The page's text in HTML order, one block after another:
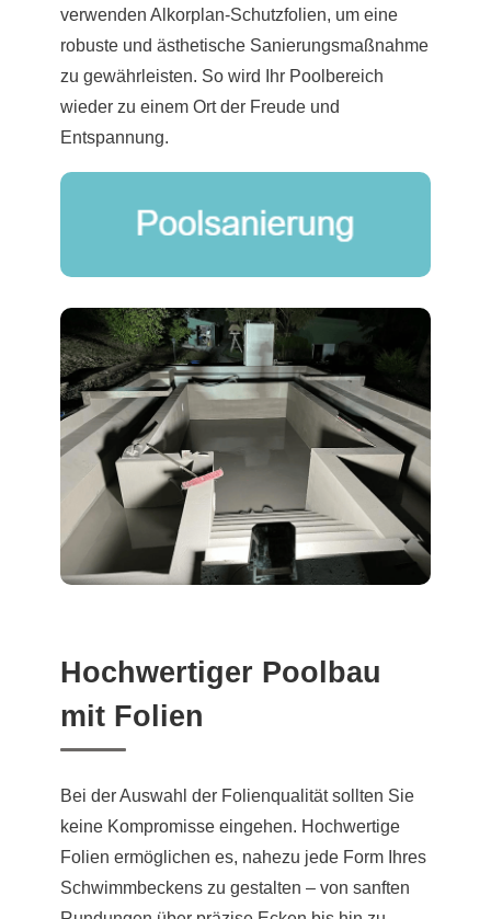
verwenden Alkorplan-Schutzfolien, um eine
robuste und ästhetische Sanierungsmaßnahme
zu gewährleisten. So wird Ihr Poolbereich
wieder zu einem Ort der Freude und
Entspannung.
Hochwertiger Poolbau
mit Folien
Bei der Auswahl der Folienqualität sollten Sie
keine Kompromisse eingehen. Hochwertige
Folien ermöglichen es, nahezu jede Form Ihres
Schwimmbeckens zu gestalten – von sanften